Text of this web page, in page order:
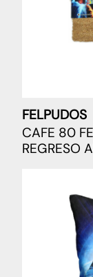
FELPUDOS
CAFE 80
REGRESO